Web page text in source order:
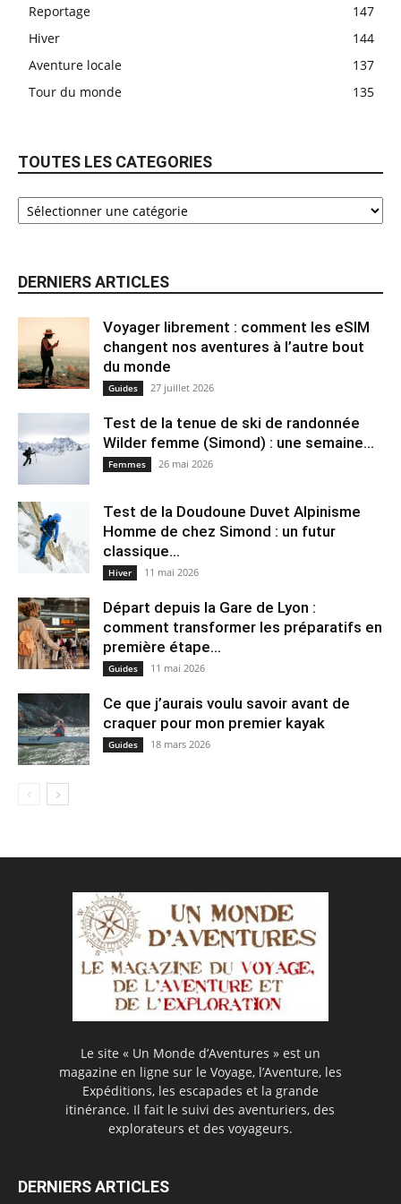
Reportage
147
Hiver
144
Aventure locale
137
Tour du monde
135
TOUTES LES CATEGORIES
DERNIERS ARTICLES
Voyager librement : comment les eSIM
changent nos aventures à l’autre bout
du monde
Guides 27 juillet 2026
Test de la tenue de ski de randonnée
Wilder femme (Simond) : une semaine...
Femmes 26 mai 2026
Test de la Doudoune Duvet Alpinisme
Homme de chez Simond : un futur
classique...
Hiver 11 mai 2026
Départ depuis la Gare de Lyon :
comment transformer les préparatifs en
pre⁠mière étape...
Guides 11 mai 2026
Ce que j’aurais voulu savoir avant de
craquer pour mon premier kayak
Guides 18 mars 2026
Le site « Un Monde d’Aventures » est un
magazine en ligne sur le Voyage, l’Aventure, les
Expéditions, les escapades et la grande
itinérance. Il fait le suivi des aventuriers, des
explorateurs et des voyageurs.
DERNIERS ARTICLES